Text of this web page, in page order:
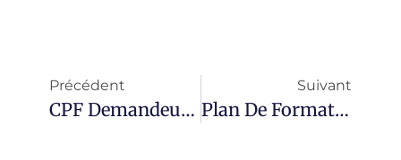
Précédent
CPF Demandeur D’emploi
Suivant
Plan De Formation Anglais 2016